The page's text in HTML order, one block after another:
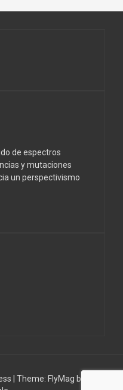
de espectros
y mutaciones
un perspectivismo
Theme: FlyMag by